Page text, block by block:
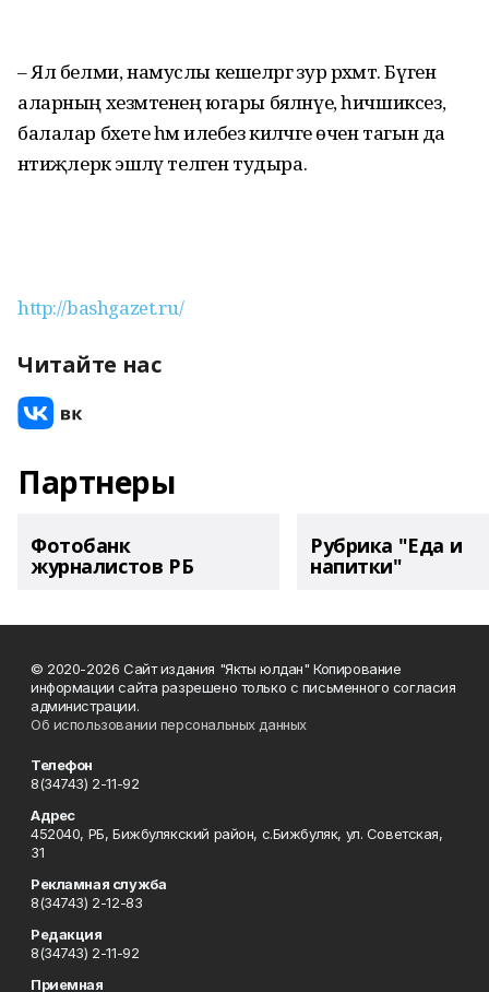
– Ял белми, намуслы кешеләргә зур рәхмәт. Бүген
аларның хезмәтенең югары бәяләнүе, һичшиксез,
балалар бәхете һәм илебез киләчәге өчен тагын да
нәтиҗәлерәк эшләү теләген тудыра.
http://bashgazet.ru/
Читайте нас
Партнеры
Фотобанк
журналистов РБ
Рубрика "Еда и
напитки"
© 2020-2026 Сайт издания "Якты юлдан" Копирование
информации сайта разрешено только с письменного согласия
администрации.
Об использовании персональных данных
Телефон
8(34743) 2-11-92
Адрес
452040, РБ, Бижбулякский район, с.Бижбуляк, ул. Советская,
31
Рекламная служба
8(34743) 2-12-83
Редакция
8(34743) 2-11-92
Приемная